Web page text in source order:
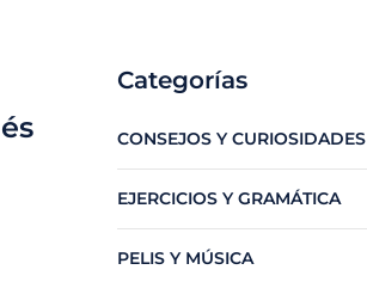
Categorías
CONSEJOS Y CURIOSIDADES
EJERCICIOS Y GRAMÁTICA
PELIS Y MÚSICA